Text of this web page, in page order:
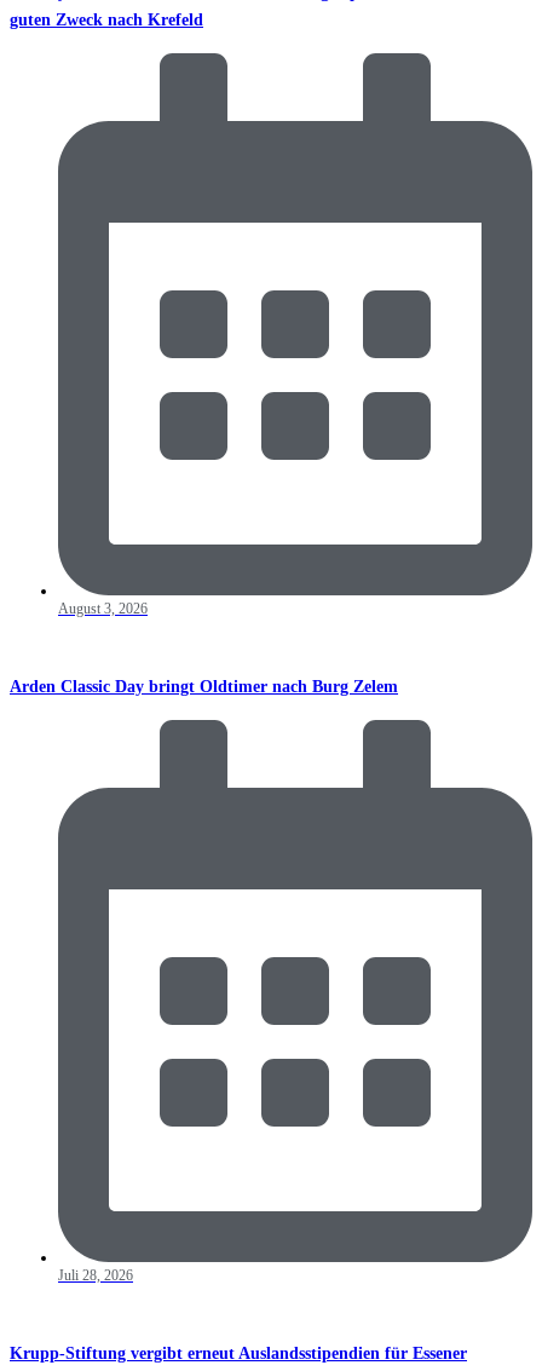
guten Zweck nach Krefeld
August 3, 2026
Arden Classic Day bringt Oldtimer nach Burg Zelem
Juli 28, 2026
Krupp-Stiftung vergibt erneut Auslandsstipendien für Essener